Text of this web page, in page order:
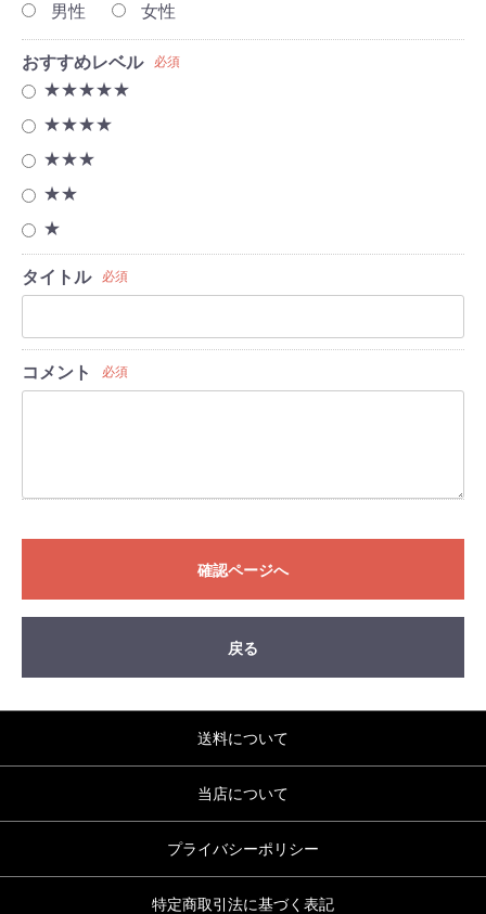
男性
女性
おすすめレベル 必須
★★★★★
★★★★
★★★
★★
★
タイトル 必須
コメント 必須
確認ページへ
戻る
送料について
当店について
プライバシーポリシー
特定商取引法に基づく表記